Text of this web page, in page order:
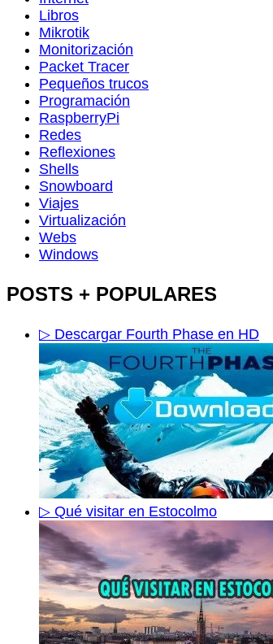
Libros
Mikrotik
Monitorización
Packet Tracer
Pequeños trucos
Programación
RaspberryPi
Redes
Reflexiones
Shells
Snowboard
Viajes
Virtualización
Webs
Windows
POSTS + POPULARES
▷ Descargar Fourth Phase en HD
▷ Qué visitar en Estocolmo